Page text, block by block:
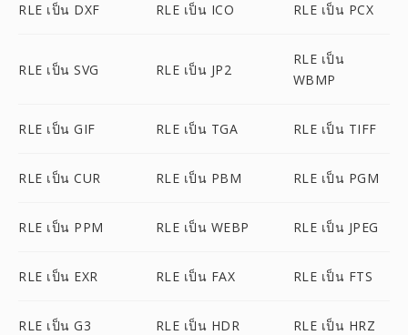
RLE เป็น DXF RLE เป็น ICO RLE เป็น PCX
RLE เป็น SVG RLE เป็น JP2
RLE เป็น
WBMP
RLE เป็น GIF RLE เป็น TGA RLE เป็น TIFF
RLE เป็น CUR RLE เป็น PBM RLE เป็น PGM
RLE เป็น PPM RLE เป็น WEBP RLE เป็น JPEG
RLE เป็น EXR RLE เป็น FAX RLE เป็น FTS
RLE เป็น G3 RLE เป็น HDR RLE เป็น HRZ